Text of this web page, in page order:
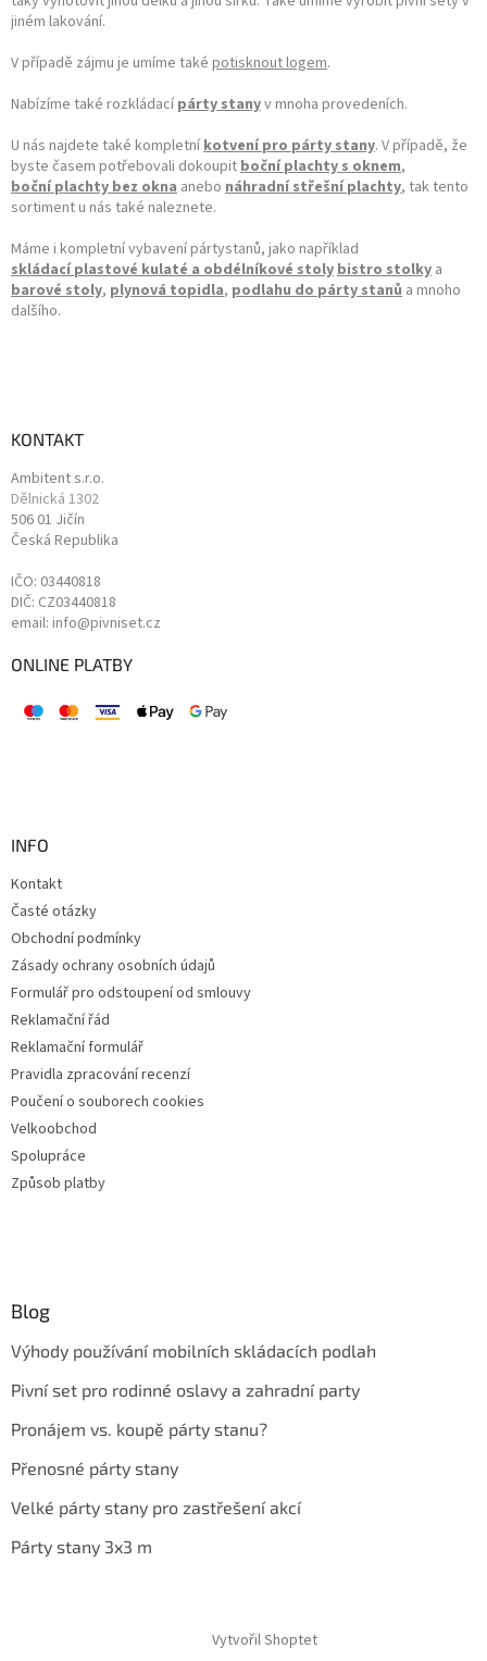
jiném lakování.
V případě zájmu je umíme také potisknout logem.
Nabízíme také rozkládací párty stanyv mnoha provedeních.
U nás najdete také kompletníkotvení pro párty stany. V případě, že
byste časem potřebovali dokoupitboční plachty s oknem,
boční plachty bez okna anebo náhradní střešní plachty, tak tento
sortiment u nás také naleznete.
Máme i kompletní vybavení pártystanů, jako například
skládací plastové kulaté a obdélníkové stolybistro stolky a
barové stoly, plynová topidla, podlahu do párty stanů a mnoho
dalšího.
KONTAKT
Ambitent s.r.o.
Dělnická 1302
506 01 Jičín
Česká Republika
IČO: 03440818
DIČ: CZ03440818
email: info@pivniset.cz
ONLINE PLATBY
INFO
Kontakt
Časté otázky
Obchodní podmínky
Zásady ochrany osobních údajů
Formulář pro odstoupení od smlouvy
Reklamační řád
Reklamační formulář
Pravidla zpracování recenzí
Poučení o souborech cookies
Velkoobchod
Spolupráce
Způsob platby
Blog
Výhody používání mobilních skládacích podlah
Pivní set pro rodinné oslavy a zahradní party
Pronájem vs. koupě párty stanu?
Přenosné párty stany
Velké párty stany pro zastřešení akcí
Párty stany 3x3 m
Vytvořil Shoptet